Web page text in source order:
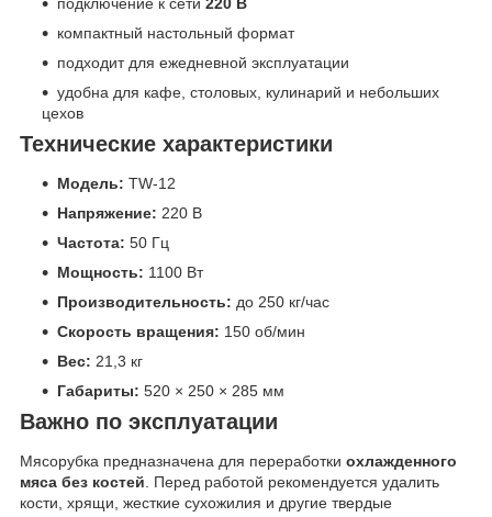
подключение к сети 220 В
компактный настольный формат
подходит для ежедневной эксплуатации
удобна для кафе, столовых, кулинарий и небольших
цехов
Технические характеристики
Модель: TW-12
Напряжение: 220 В
Частота: 50 Гц
Мощность: 1100 Вт
Производительность: до 250 кг/час
Скорость вращения: 150 об/мин
Вес: 21,3 кг
Габариты: 520 × 250 × 285 мм
Важно по эксплуатации
Мясорубка предназначена для переработки охлажденного
мяса без костей . Перед работой рекомендуется удалить
кости, хрящи, жесткие сухожилия и другие твердые